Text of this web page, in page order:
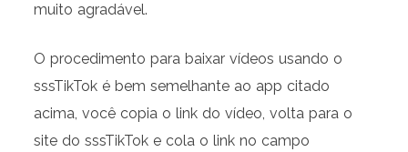
muito agradável.
O procedimento para baixar vídeos usando o
sssTikTok é bem semelhante ao app citado
acima, você copia o link do vídeo, volta para o
site do sssTikTok e cola o link no campo